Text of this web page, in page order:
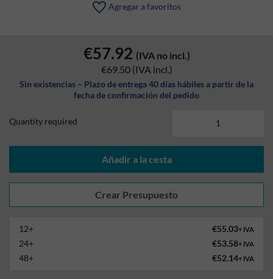
Agregar a favoritos
€57.92 (IVA no incl.)
€69.50 (IVA incl.)
Sin existencias – Plazo de entrega 40 días hábiles a partir de la
fecha de confirmación del pedido
Quantity required
Añadir a la cesta
12+ €55.03+ IVA
24+ €53.58+ IVA
48+ €52.14+ IVA